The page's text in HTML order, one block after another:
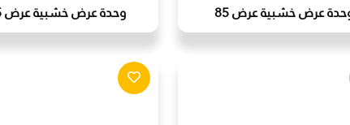
عرض خشبية عرض 85 وحدة عرض خشبية عرض 105